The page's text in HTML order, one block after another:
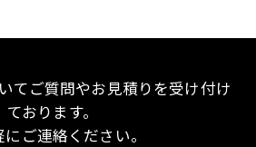
てご質問やお見積りを受け付け
ております。
ご連絡ください。